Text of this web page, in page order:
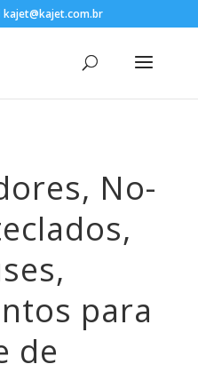
kajet@kajet.com.br
No-
para
de